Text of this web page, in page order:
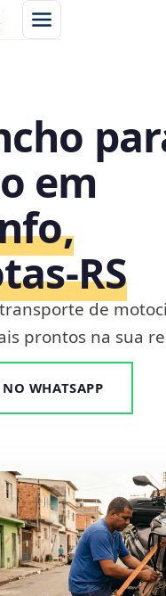
em
de
prontos na sua
NO WHATSAPP